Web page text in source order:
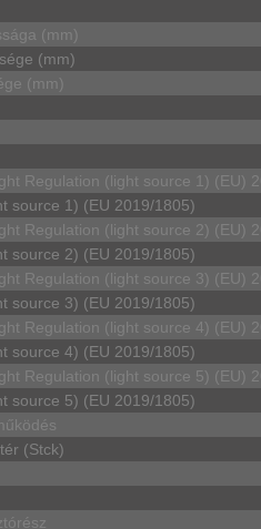
(mm)
(mm)
(mm)
Regulation (light source 1) (EU)
source 1) (EU 2019/1805)
Regulation (light source 2) (EU)
source 2) (EU 2019/1805)
Regulation (light source 3) (EU)
source 3) (EU 2019/1805)
Regulation (light source 4) (EU)
source 4) (EU 2019/1805)
Regulation (light source 5) (EU)
source 5) (EU 2019/1805)
(Stck)